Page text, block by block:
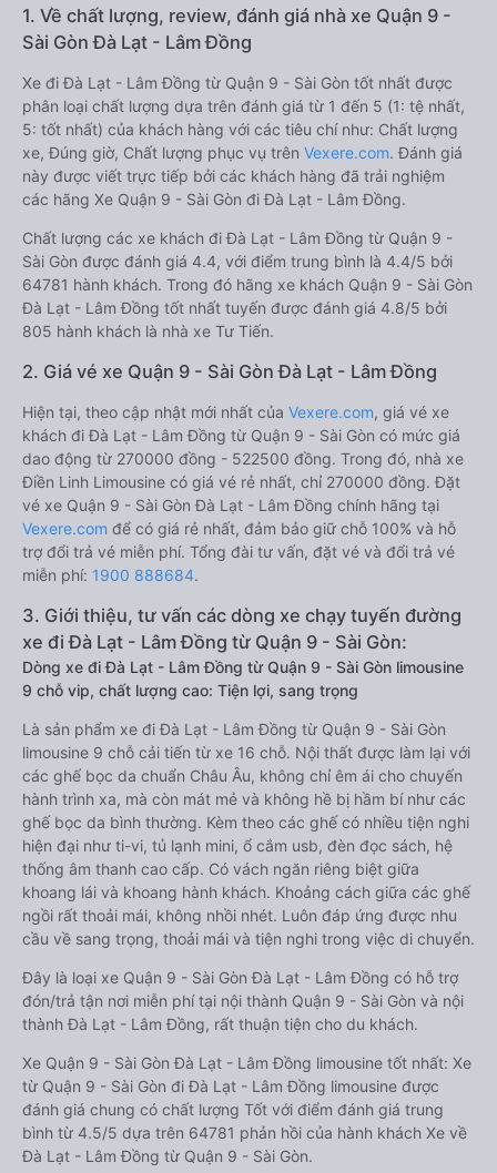
1. Về chất lượng, review, đánh giá nhà xe Quận 9 -
Sài Gòn Đà Lạt - Lâm Đồng
Xe đi Đà Lạt - Lâm Đồng từ Quận 9 - Sài Gòn tốt nhất được
phân loại chất lượng dựa trên đánh giá từ 1 đến 5 (1: tệ nhất,
5: tốt nhất) của khách hàng với các tiêu chí như: Chất lượng
xe, Đúng giờ, Chất lượng phục vụ trên Vexere.com. Đánh giá
này được viết trực tiếp bởi các khách hàng đã trải nghiệm
các hãng Xe Quận 9 - Sài Gòn đi Đà Lạt - Lâm Đồng.
Chất lượng các xe khách đi Đà Lạt - Lâm Đồng từ Quận 9 -
Sài Gòn được đánh giá 4.4, với điểm trung bình là 4.4/5 bởi
64781 hành khách. Trong đó hãng xe khách Quận 9 - Sài Gòn
Đà Lạt - Lâm Đồng tốt nhất tuyến được đánh giá 4.8/5 bởi
805 hành khách là nhà xe Tư Tiến.
2. Giá vé xe Quận 9 - Sài Gòn Đà Lạt - Lâm Đồng
Hiện tại, theo cập nhật mới nhất của Vexere.com, giá vé xe
khách đi Đà Lạt - Lâm Đồng từ Quận 9 - Sài Gòn có mức giá
dao động từ 270000 đồng - 522500 đồng. Trong đó, nhà xe
Điền Linh Limousine có giá vé rẻ nhất, chỉ 270000 đồng. Đặt
vé xe Quận 9 - Sài Gòn Đà Lạt - Lâm Đồng chính hãng tại
Vexere.com để có giá rẻ nhất, đảm bảo giữ chỗ 100% và hỗ
trợ đổi trả vé miễn phí. Tổng đài tư vấn, đặt vé và đổi trả vé
miễn phí: 1900 888684.
3. Giới thiệu, tư vấn các dòng xe chạy tuyến đường
xe đi Đà Lạt - Lâm Đồng từ Quận 9 - Sài Gòn:
Dòng xe đi Đà Lạt - Lâm Đồng từ Quận 9 - Sài Gòn limousine
9 chỗ vip, chất lượng cao: Tiện lợi, sang trọng
Là sản phẩm xe đi Đà Lạt - Lâm Đồng từ Quận 9 - Sài Gòn
limousine 9 chỗ cải tiến từ xe 16 chỗ. Nội thất được làm lại với
các ghế bọc da chuẩn Châu Âu, không chỉ êm ái cho chuyến
hành trình xa, mà còn mát mẻ và không hề bị hầm bí như các
ghế bọc da bình thường. Kèm theo các ghế có nhiều tiện nghi
hiện đại như ti-vi, tủ lạnh mini, ổ cắm usb, đèn đọc sách, hệ
thống âm thanh cao cấp. Có vách ngăn riêng biệt giữa
khoang lái và khoang hành khách. Khoảng cách giữa các ghế
ngồi rất thoải mái, không nhồi nhét. Luôn đáp ứng được nhu
cầu về sang trọng, thoải mái và tiện nghi trong việc di chuyển.
Đây là loại xe Quận 9 - Sài Gòn Đà Lạt - Lâm Đồng có hỗ trợ
đón/trả tận nơi miễn phí tại nội thành Quận 9 - Sài Gòn và nội
thành Đà Lạt - Lâm Đồng, rất thuận tiện cho du khách.
Xe Quận 9 - Sài Gòn Đà Lạt - Lâm Đồng limousine tốt nhất: Xe
từ Quận 9 - Sài Gòn đi Đà Lạt - Lâm Đồng limousine được
đánh giá chung có chất lượng Tốt với điểm đánh giá trung
bình từ 4.5/5 dựa trên 64781 phản hồi của hành khách Xe về
Đà Lạt - Lâm Đồng từ Quận 9 - Sài Gòn.